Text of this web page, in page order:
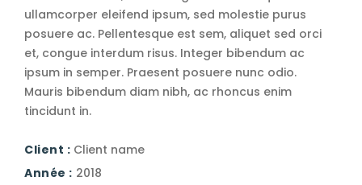
ullamcorper eleifend ipsum, sed molestie purus
posuere ac. Pellentesque est sem, aliquet sed orci
et, congue interdum risus. Integer bibendum ac
ipsum in semper. Praesent posuere nunc odio.
Mauris bibendum diam nibh, ac rhoncus enim
tincidunt in.
Client : Client name
Année : 2018